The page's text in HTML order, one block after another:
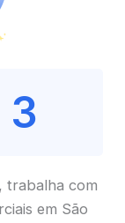
3
trabalha com
em São